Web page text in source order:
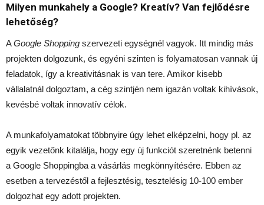
Milyen munkahely a Google? Kreatív? Van fejlődésre
lehetőség?
AGoogle Shopping szervezeti egységnél vagyok. Itt mindig más
projekten dolgozunk, és egyéni szinten is folyamatosan vannak új
feladatok, így a kreativitásnak is van tere. Amikor kisebb
vállalatnál dolgoztam, a cég szintjén nem igazán voltak kihívások,
kevésbé voltak innovatív célok.
A munkafolyamatokat többnyire úgy lehet elképzelni, hogy pl. az
egyik vezetőnk kitalálja, hogy egy új funkciót szeretnénk betenni
a Google Shoppingba a vásárlás megkönnyítésére. Ebben az
esetben a tervezéstől a fejlesztésig, tesztelésig 10-100 ember
dolgozhat egy adott projekten.